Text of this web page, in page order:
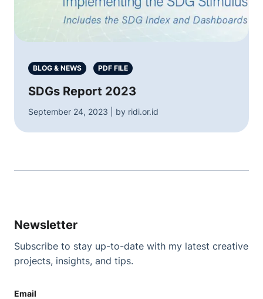
BLOG & NEWS PDF FILE
SDGs Report 2023
September 24, 2023 | by ridi.or.id
Newsletter
Subscribe to stay up-to-date with my latest creative
projects, insights, and tips.
Email